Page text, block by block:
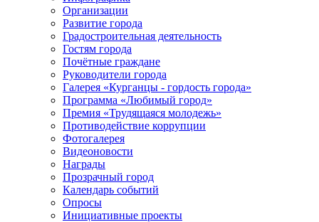
Организации
Развитие города
Градостроительная деятельность
Гостям города
Почётные граждане
Руководители города
Галерея «Курганцы - гордость города»
Программа «Любимый город»
Премия «Трудящаяся молодежь»
Противодействие коррупции
Фотогалерея
Видеоновости
Награды
Прозрачный город
Календарь событий
Опросы
Инициативные проекты